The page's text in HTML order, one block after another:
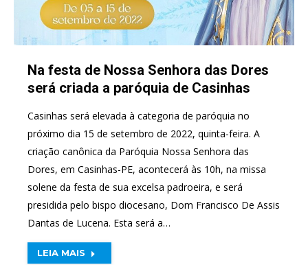
Na festa de Nossa Senhora das Dores
será criada a paróquia de Casinhas
Casinhas será elevada à categoria de paróquia no
próximo dia 15 de setembro de 2022, quinta-feira. A
criação canônica da Paróquia Nossa Senhora das
Dores, em Casinhas-PE, acontecerá às 10h, na missa
solene da festa de sua excelsa padroeira, e será
presidida pelo bispo diocesano, Dom Francisco De Assis
Dantas de Lucena. Esta será a…
LEIA MAIS